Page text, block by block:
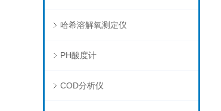
哈希溶解氧测定仪
PH酸度计
COD分析仪